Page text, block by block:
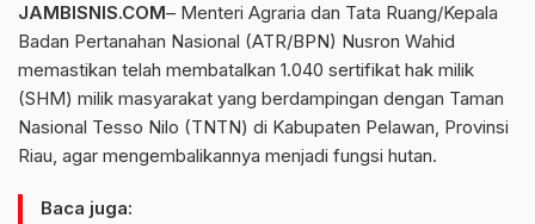
JAMBISNIS.COM– Menteri Agraria dan Tata Ruang/Kepala
Badan Pertanahan Nasional (ATR/BPN) Nusron Wahid
memastikan telah membatalkan 1.040 sertifikat hak milik
(SHM) milik masyarakat yang berdampingan dengan Taman
Nasional Tesso Nilo (TNTN) di Kabupaten Pelawan, Provinsi
Riau, agar mengembalikannya menjadi fungsi hutan.
Baca juga: